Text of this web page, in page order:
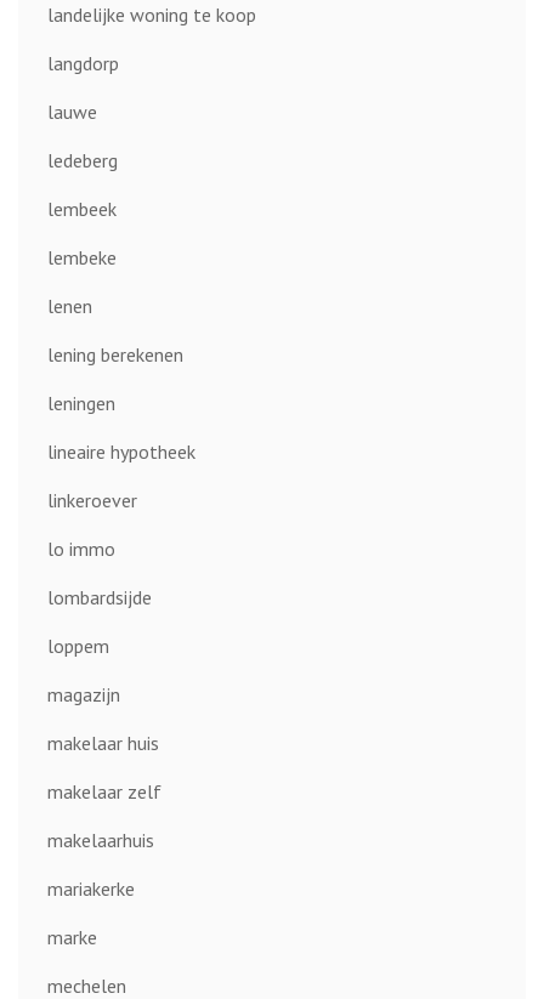
landelijke woning te koop
langdorp
lauwe
ledeberg
lembeek
lembeke
lenen
lening berekenen
leningen
lineaire hypotheek
linkeroever
lo immo
lombardsijde
loppem
magazijn
makelaar huis
makelaar zelf
makelaarhuis
mariakerke
marke
mechelen